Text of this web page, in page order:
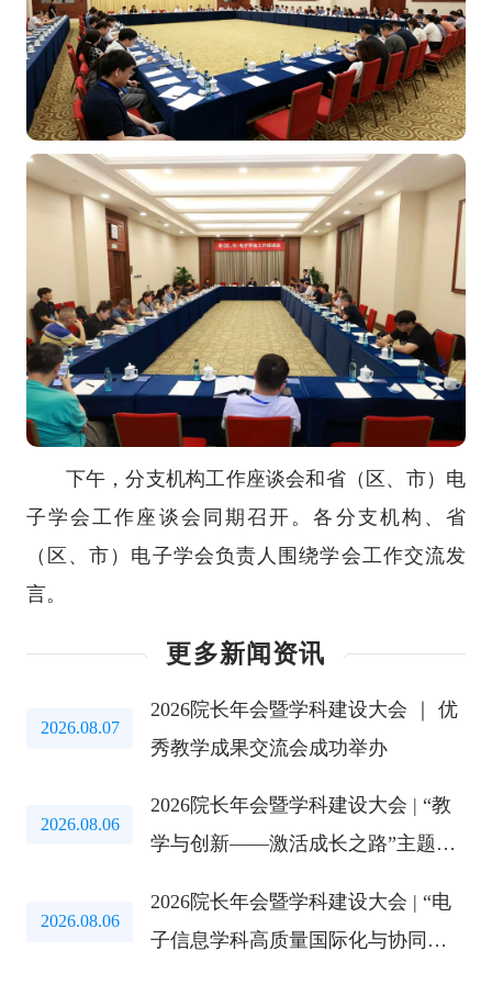
下午，分支机构工作座谈会和省（区、市）电
子学会工作座谈会同期召开。各分支机构、省
（区、市）电子学会负责人围绕学会工作交流发
言。
更多新闻资讯
2026.08.07
2026院长年会暨学科建设大会 ｜ 优
秀教学成果交流会成功举办
2026.08.06
2026院长年会暨学科建设大会 | “教
学与创新——激活成长之路”主题教
2026.08.06
2026院长年会暨学科建设大会 | “电
子信息学科高质量国际化与协同创